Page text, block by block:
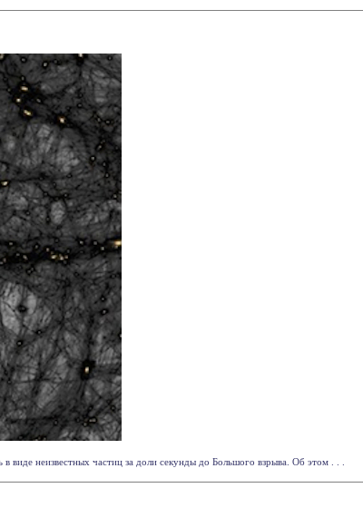
неизвестных частиц за доли секунды до Большого взрыва. Об этом . . .